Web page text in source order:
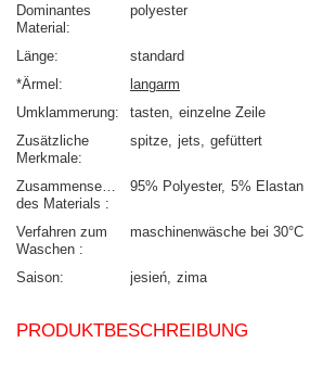
Dominantes
Material
polyester
Länge
standard
*Ärmel
langarm
Umklammerung
tasten einzelne Zeile
Zusätzliche
Merkmale
spitze jets gefüttert
Zusammensetzung
des Materials
95% Polyester 5% Elastan
Verfahren zum
Waschen
maschinenwäsche bei 30°C
Saison jesień zima
PRODUKTBESCHREIBUNG